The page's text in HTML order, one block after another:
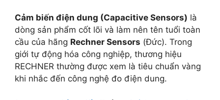
Cảm biến điện dung (Capacitive Sensors) là
dòng sản phẩm cốt lõi và làm nên tên tuổi toàn
cầu của hãng Rechner Sensors (Đức). Trong
giới tự động hóa công nghiệp, thương hiệu
RECHNER thường được xem là tiêu chuẩn vàng
khi nhắc đến công nghệ đo điện dung.